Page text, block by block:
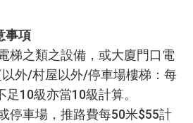
事項
梯之類之設備，或大廈門口電
外/村屋以外/停車場樓梯：每
10級亦當10級計算。
停車場，推路費每50米$55計